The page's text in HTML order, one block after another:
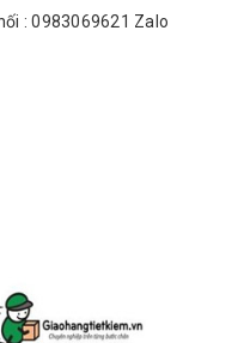
: 0983069621 Zalo